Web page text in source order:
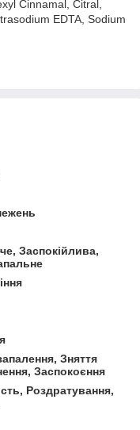
Cinnamal, Citral,
EDTA, Sodium
Заспокійлива,
Зняття
Заспокоєння
Роздратування,